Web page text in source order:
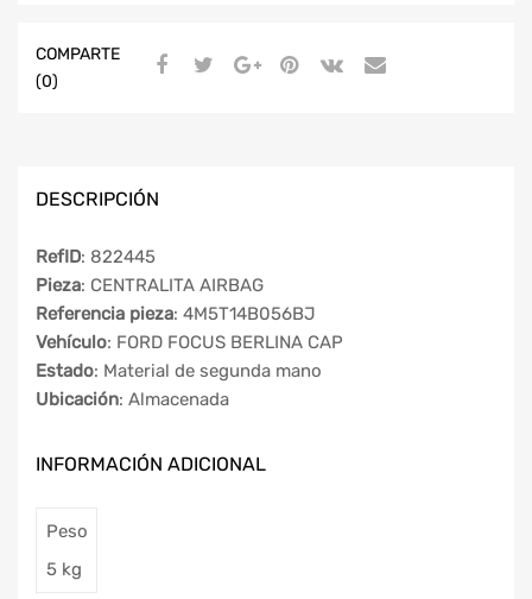
COMPARTE
(0)
DESCRIPCIÓN
RefID: 822445
Pieza: CENTRALITA AIRBAG
Referencia pieza: 4M5T14B056BJ
Vehículo: FORD FOCUS BERLINA CAP
Estado: Material de segunda mano
Ubicación: Almacenada
INFORMACIÓN ADICIONAL
Peso
5 kg